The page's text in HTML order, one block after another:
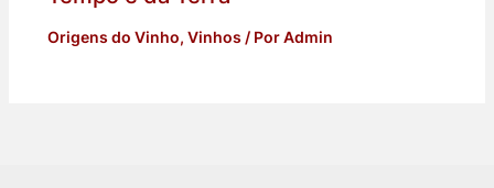
Origens do Vinho, Vinhos / PorAdmin